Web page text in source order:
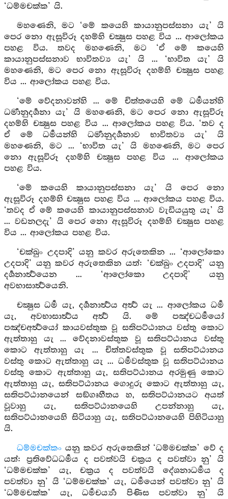
‘ධම්මචක්ක’ යි.
මහණෙනි, මට ‘මේ කයෙහි කායානුපස්සනා යැ’ යි
පෙර නො ඇසූවිරූ දහම්හි චක්‍ෂුස පහළ විය ... ආලෝකය
පහළ විය. තවද මහණෙනි, මට ‘ඒ මේ කයෙහි
කායානුපස්සනාව භාවිතව්‍ය යැ’ යි ... ‘භාවිත යැ’ යි
මහණෙනි, මට පෙර නො ඇසූවිරූ දහම්හි චක්‍ෂුස පහළ
විය ... ආලෝකය පහළ විය.
‘මේ වේදනාවන්හි ... මේ චිත්තයෙහි මේ ධර්‍මයන්හි
ධර්‍මානුදර්‍ශනා යැ’ යි මහණෙනි, මට පෙර නො ඇසූවිරූ
දහම්හි චක්‍ෂුස පහළ විය ... ආලෝකය පහළ විය. ‘තව ද
ඒ මේ ධර්‍මයන්හි ධර්‍මානුදර්‍ශනාව භාවිතව්‍ය යැ’ යි
මහණෙනි, මට ... ‘භාවිත යැ’ යි මහණෙනි, මට පෙර
නො ඇසූවිරූ දහම්හි චක්‍ෂුස පහළ විය ... ආලෝකය
පහළ විය.
‘මේ කයෙහි කායානුපස්සනා යැ’ යි පෙර නො
ඇසූවිරූ දහම්හි චක්‍ෂුස පහළ විය ... ආලෝකය පහළ විය.
‘තවද ඒ මේ කයෙහි කායානුපස්සනාව වැඩියයුතු යැ’ යි
... වඩනලදැ’ යි පෙර නො ඇසූවිරූ දහම්හි චක්‍ෂුස පහළ
විය ... ආලෝකය පහළ විය.
‘චක්ඛුං උදපාදි’ යනු කවර අරුතෙකින ... ‘ආලෝකො
උදපාදි’ යනු කවර අරුතෙකින යත්: ‘චක්ඛුං උදපාදි’ යනු
දර්‍ශනාර්‍ත්‍ථයෙන ... ‘ආලෝකො උදපාදි’ යනු
අවභාසාර්‍ත්‍ථයෙනි.
චක්‍ෂුස ධර්‍ම යැ, දර්‍ශනාර්‍ත්‍ථය අර්‍ත්‍ථ යැ ... ආලෝකය ධර්‍ම
යැ, අවභාසාර්‍ත්‍ථය අර්‍ත්‍ථ යි. මේ පඤ්චධර්‍මයෝ
පඤ්චඅර්‍ත්‍ථයෝ කායවස්තුක වූ සතිපට්ඨානය වස්තු කොට
ඇත්තාහු යැ ... වේදනාවස්තුක වූ සතිපට්ඨානය වස්තු
කොට ඇත්තාහු යැ ... චිත්තවස්තුක වූ සතිපට්ඨානය
වස්තු කොට ඇත්තාහු යැ ... ධර්‍මවස්තුක වූ සතිපට්ඨානය
වස්තු කොට ඇත්තාහු යැ, සතිපට්ඨානය අරමුණු කොට
ඇත්තාහු යැ, සතිපට්ඨානය ගොදුරු කොට ඇත්තාහු යැ,
සතිපට්ඨානයෙන් සඞ්ගෘහීතය හ, සතිපට්ඨානයට අයත්
වූවාහු යැ, සතිපට්ඨානයෙහි උපන්නාහු යැ,
සතිපට්ඨානයෙහි සිටියාහු යැ, සතිපට්ඨානයෙහි පිහිටියාහු
යි.
ධම්මචක්කංයනු කවර අරුතෙකින් ‘ධම්මචක්ක’ වේ ද
යත්: ප්‍රතිවේධධර්‍මය ද පවත්වයි චක්‍රය ද පවත්වා නු’ යි
‘ධම්මචක්ක’ යැ, චක්‍රය ද පවත්වයි දේශනාධර්‍මය ද
පවත්වා නු’ යි ‘ධම්මචක්ක’ යැ, ධර්‍මයෙන් පවත්වා නු’ යි
‘ධම්මචක්ක’ යැ, ධර්‍මචර්‍ය්‍යා පිණිස පවත්වා නු’ යි